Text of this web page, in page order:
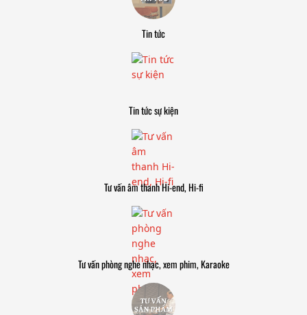
Tin tức
Tin tức sự kiện
Tư vấn âm thanh Hi-end, Hi-fi
Tư vấn phòng nghe nhạc, xem phim, Karaoke